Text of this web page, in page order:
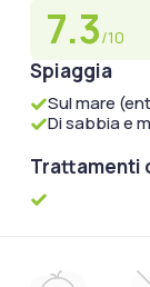
7.3/10
Spiaggia
Sul mare
Di sabbia e
Trattamenti